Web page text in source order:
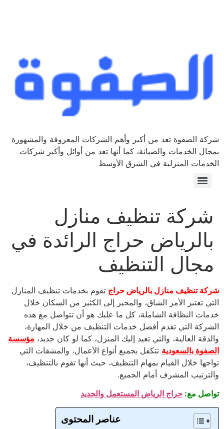
شركة الصفوة تعد من أكبر وأهم الشركات المعروفة والمشهورة
بمجال الخدمات والصيانة، كما أنها تعد من أوائل وأكبر شركات
الخدمات المنزلية في الشرق الأوسط
شركة تنظيف منازل
بالرياض حراج الرائدة في
مجال التنظيف
شركة تنظيف منازل بالرياض حراج تقوم بخدمات تنظيف المنازل
التي تعتبر الأمر الشاق، والمحير إلى الكثير من السكان خلال
خدمات النظافة الشاملة، كل ما عليك هو أن تتواصل مع هذه
الشركة التي تقدم أفضل خدمات التنظيف من خلال المهارة،
والدقة العالية، والتي تعيد إليك المنزل، كما لو كان جديد، مؤسسة
الصفوة بالسعودية تتكفل بجميع أنواع الأعمال، والمشقات التي
تواجها خلال القيام بمهام التنظيف، حيث أنها تقوم بالتنظيف،
والترتيب المشرف أمام الجميع.
تواصل مع: حراج الرياض المستعمل والجديد
عناصر المحتوى